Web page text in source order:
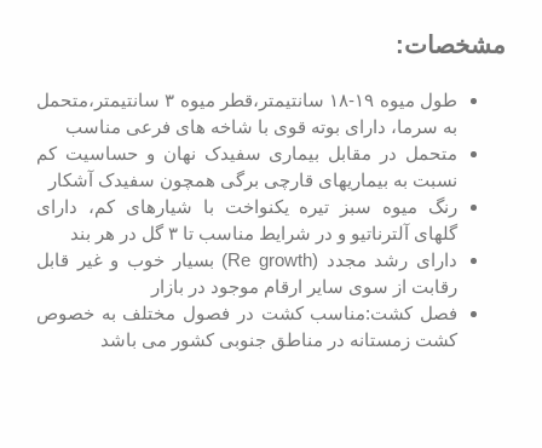
مشخصات:
طول میوه ۱۹-۱۸ سانتیمتر،قطر میوه ۳ سانتیمتر،متحمل
به سرما، دارای بوته قوی با شاخه های فرعی مناسب
متحمل در مقابل بیماری سفیدک نهان و حساسیت کم
نسبت به بیماریهای قارچی برگی همچون سفیدک آشکار
رنگ میوه سبز تیره یکنواخت با شیارهای کم، دارای
گلهای آلترناتیو و در شرایط مناسب تا ۳ گل در هر بند
دارای رشد مجدد (Re growth) بسیار خوب و غیر قابل
رقابت از سوی سایر ارقام موجود در بازار
فصل کشت:مناسب کشت در فصول مختلف به خصوص
کشت زمستانه در مناطق جنوبی کشور می باشد